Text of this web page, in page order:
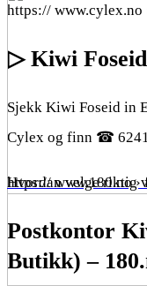
Hvordan velge riktig
https://
▷ Kiwi
Sjekk Kiwi Foseid in
Cylex og finn ☎
https:// www.180.no
Postkontor
Butikk) –